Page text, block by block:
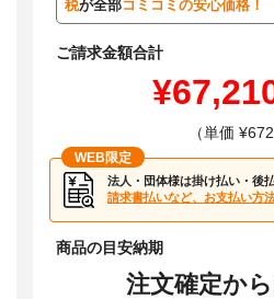
税が全部コミコミの安心価格！
ご請求金額合計
（単価
WEB限定
法人・団体様は掛け払い・後
請求書払いなど、お支払い方
商品の目安納期
注文確定か